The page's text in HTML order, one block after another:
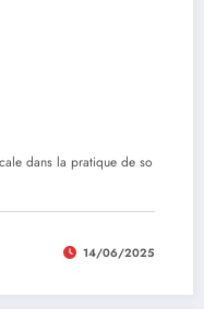
dans la pratique de so
14/06/2025